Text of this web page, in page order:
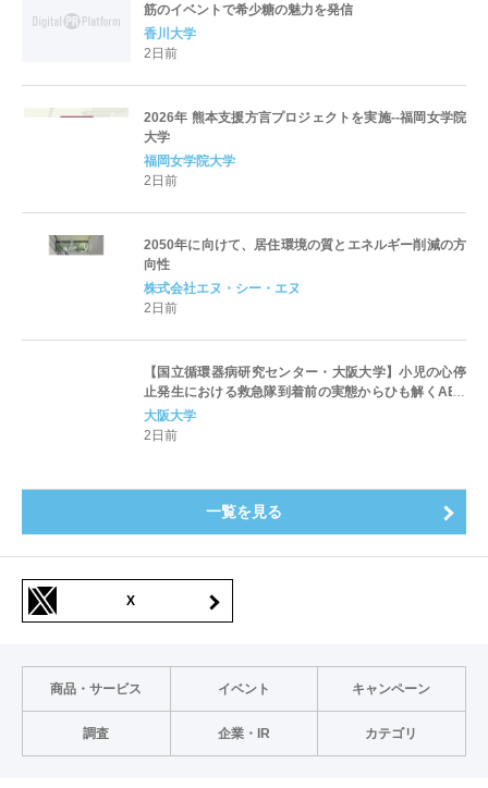
筋のイベントで希少糖の魅力を発信
香川大学
2日前
2026年 熊本支援方言プロジェクトを実施--福岡女学院
大学
福岡女学院大学
2日前
2050年に向けて、居住環境の質とエネルギー削減の方
向性
株式会社エヌ・シー・エヌ
2日前
【国立循環器病研究センター・大阪大学】小児の心停
止発生における救急隊到着前の実態からひも解くAED
パッド装着と良好な神経学的転帰との関連性
大阪大学
2日前
一覧を見る
X
商品・サービス イベント キャンペーン
調査 企業・IR カテゴリ